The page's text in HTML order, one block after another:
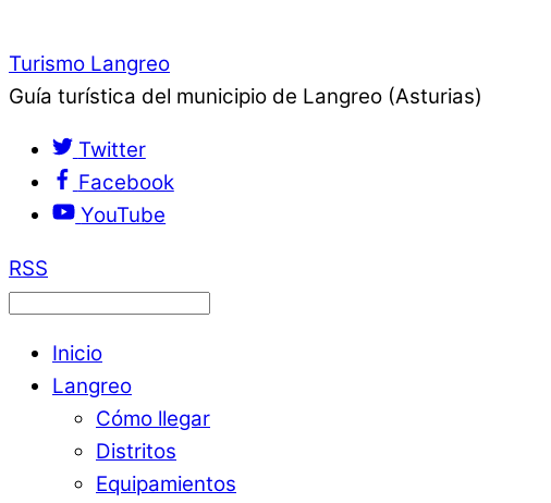
Turismo Langreo
Guía turística del municipio de Langreo (Asturias)
Twitter
Facebook
YouTube
RSS
Inicio
Langreo
Cómo llegar
Distritos
Equipamientos